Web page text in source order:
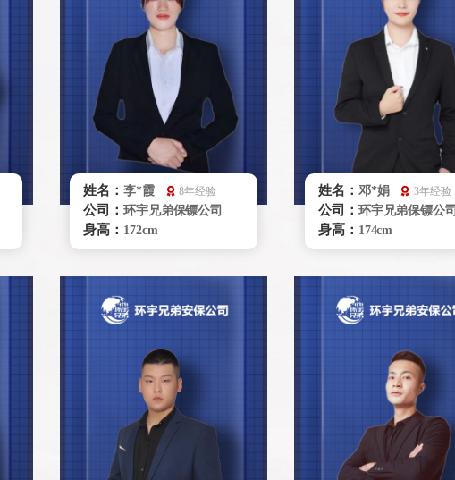
姓名： 李*霞 8年经验
公司： 环宇兄弟保镖公司
身高： 172cm
体重：60kg
来源：上海体育学院
擅长：
种驾驶、危机处理、要员随
卫、商务陪同、贴身保护跟
踪调查、健康管理、紧急救
立即咨询
姓名： 邓*娟 3年经验
公司： 环宇兄弟保镖公司
身高： 174cm
体重：70kg
来源：国家柔道队
擅长：
立即咨询